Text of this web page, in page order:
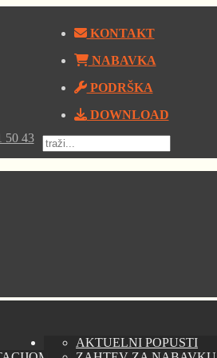
50 43
KONTAKT
NABAVKA
PODRŠKA
DOWNLOAD
AKTUELNI POPUSTI